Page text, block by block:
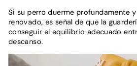
Si su perro duerme profundamente
renovado, es señal de que la
conseguir el equilibrio adecuado
descanso.